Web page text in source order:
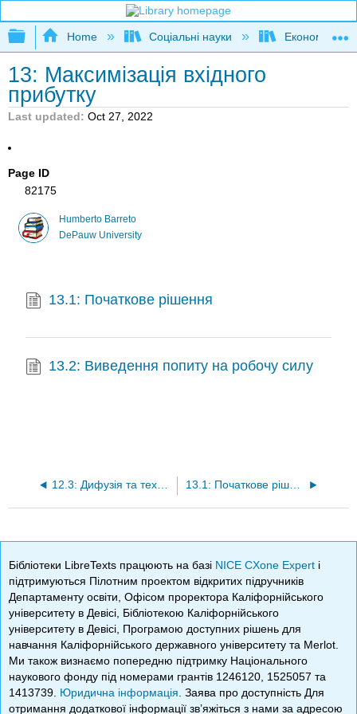
Expand/collapse global hierarchy
Home Соціальні науки Економіка
13: Максимізація вхідного
прибутку
Last updated Oct 27, 2022
Page ID
82175
Humberto Barreto
DePauw University
13.1: Початкове рішення
13.2: Виведення попиту на робочу силу
12.3: Дифузія та технічні зміни 13.1: Початкове рішення
Бібліотеки LibreTexts працюють на базі NICE CXone Expert і
підтримуються Пілотним проектом відкритих підручників
Департаменту освіти, Офісом проректора Каліфорнійського
університету в Девісі, Бібліотекою Каліфорнійського
університету в Девісі, Програмою доступних рішень для
навчання Каліфорнійського державного університету та Merlot.
Ми також визнаємо попередню підтримку Національного
наукового фонду під номерами грантів 1246120, 1525057 та
1413739. Юридична інформація . Заява про доступність Для
отримання додаткової інформації зв’яжіться з нами за адресою